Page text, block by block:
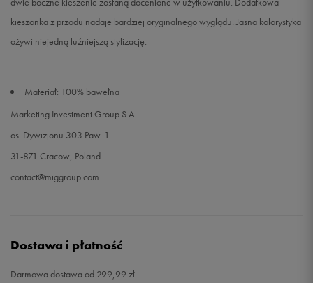
kieszonka z przodu nadaje bardziej oryginalnego wyglądu. Jasna kolorystyka
ożywi niejedną luźniejszą stylizację.
Materiał: 100% bawełna
Marketing Investment Group S.A.
os. Dywizjonu 303 Paw. 1
31-871 Cracow, Poland
contact@miggroup.com
Dostawa i płatność
Darmowa dostawa od 299,99 zł